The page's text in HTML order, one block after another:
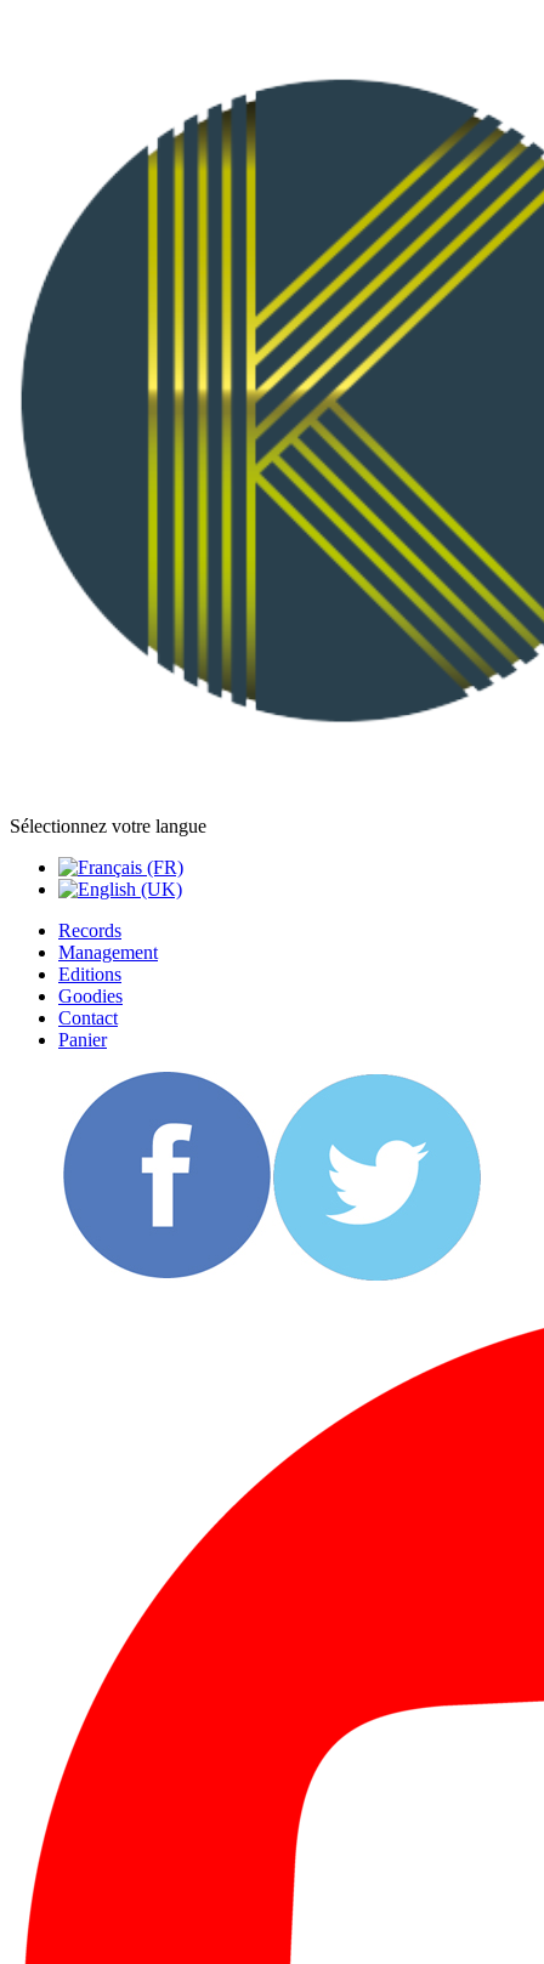
Sélectionnez votre langue
Records
Management
Editions
Goodies
Contact
Panier